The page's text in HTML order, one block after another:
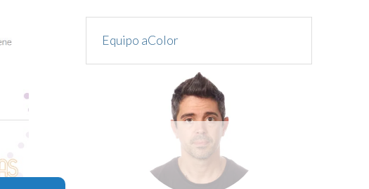
Equipo aColor